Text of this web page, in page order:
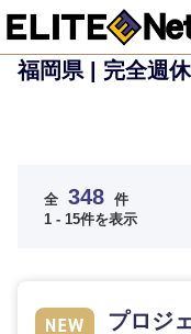
福岡県 | 完全週
全 348 件
1 - 15件を表示
プロジ